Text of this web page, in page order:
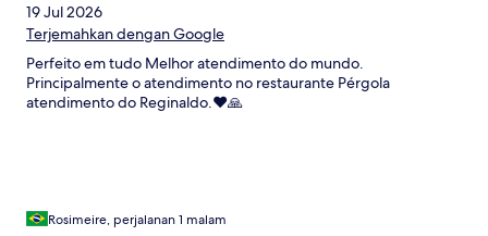
19 Jul 2026
Terjemahkan dengan Google
Perfeito em tudo Melhor atendimento do mundo.
Principalmente o atendimento no restaurante Pérgola
atendimento do Reginaldo.❤️🙏
Rosimeire, perjalanan 1 malam